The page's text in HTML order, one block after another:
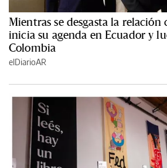
Mientras se desgasta la relación
inicia su agenda en Ecuador y
Colombia
elDiarioAR